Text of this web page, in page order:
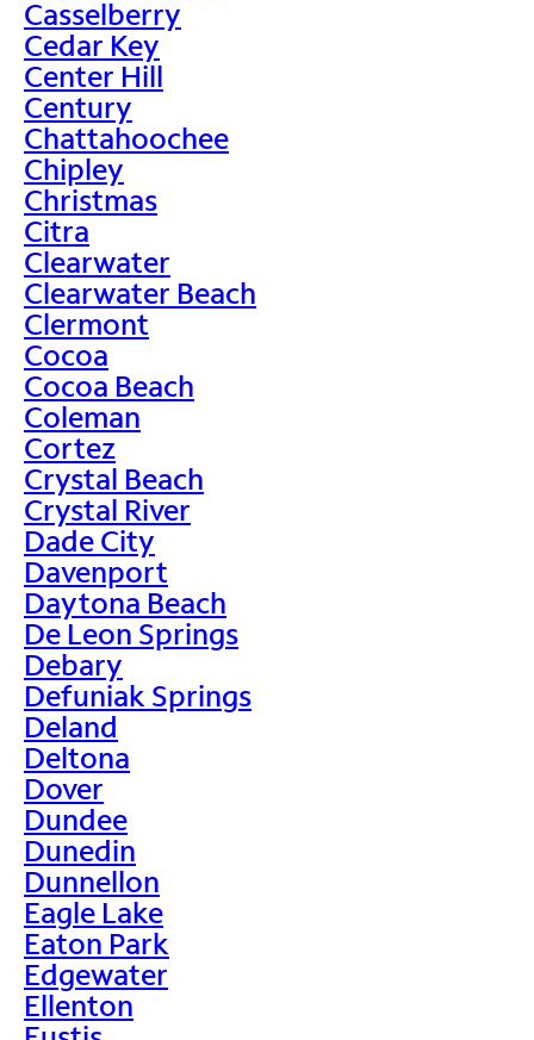
Casselberry
Cedar Key
Center Hill
Century
Chattahoochee
Chipley
Christmas
Citra
Clearwater
Clearwater Beach
Clermont
Cocoa
Cocoa Beach
Coleman
Cortez
Crystal Beach
Crystal River
Dade City
Davenport
Daytona Beach
De Leon Springs
Debary
Defuniak Springs
Deland
Deltona
Dover
Dundee
Dunedin
Dunnellon
Eagle Lake
Eaton Park
Edgewater
Ellenton